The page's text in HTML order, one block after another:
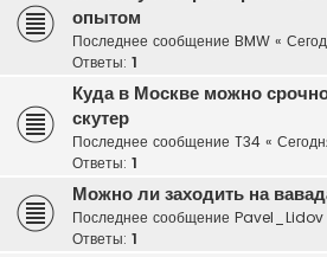
опытом
Последнее сообщение BMW «
Ответы: 1
Куда в Москве можно
скутер
Последнее сообщение T34 «
Ответы: 1
Можно ли заходить на
Последнее сообщение Pavel_Lidov
Ответы: 1